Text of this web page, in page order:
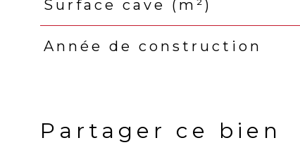
Surface cave (m²)
Année de construction
Partager ce bien